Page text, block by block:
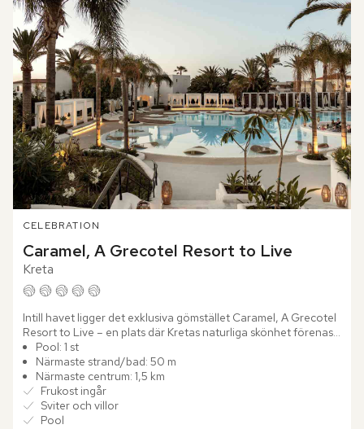
CELEBRATION
Caramel, A Grecotel Resort to Live
Kreta
Intill havet ligger det exklusiva gömstället Caramel, A Grecotel
Resort to Live – en plats där Kretas naturliga skönhet förenas
med stilfull finess. Omgivet av frodiga gräsmattor...
Pool: 1 st
Närmaste strand/bad: 50 m
Närmaste centrum: 1,5 km
Frukost ingår
Sviter och villor
Pool